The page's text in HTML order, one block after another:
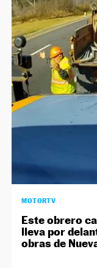
MOTORTV
Este obrero
lleva por
obras de